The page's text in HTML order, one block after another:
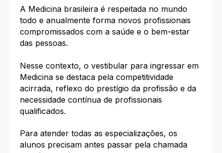
A Medicina brasileira é respeitada no mundo
todo e anualmente forma novos profissionais
compromissados com a saúde e o bem-estar
das pessoas.
Nesse contexto, o vestibular para ingressar em
Medicina se destaca pela competitividade
acirrada, reflexo do prestígio da profissão e da
necessidade contínua de profissionais
qualificados.
Para atender todas as especializações, os
alunos precisam antes passar pela chamada